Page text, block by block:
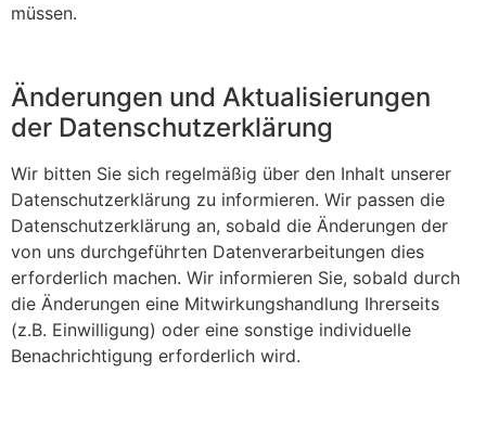
müssen.
Änderungen und Aktualisierungen
der Datenschutzerklärung
Wir bitten Sie sich regelmäßig über den Inhalt unserer
Datenschutzerklärung zu informieren. Wir passen die
Datenschutzerklärung an, sobald die Änderungen der
von uns durchgeführten Datenverarbeitungen dies
erforderlich machen. Wir informieren Sie, sobald durch
die Änderungen eine Mitwirkungshandlung Ihrerseits
(z.B. Einwilligung) oder eine sonstige individuelle
Benachrichtigung erforderlich wird.